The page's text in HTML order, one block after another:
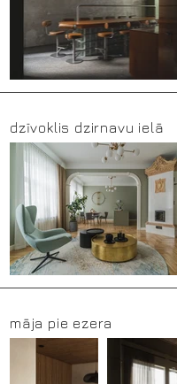
dzīvoklis dzirnavu ielā
māja pie ezera